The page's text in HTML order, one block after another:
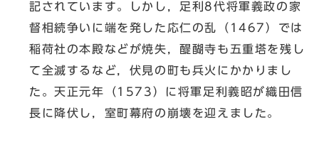
記されています。しかし，足利8代将軍義政の家
督相続争いに端を発した応仁の乱（1467）では
稲荷社の本殿などが焼失，醍醐寺も五重塔を残し
て全滅するなど，伏見の町も兵火にかかりまし
た。天正元年（1573）に将軍足利義昭が織田信
長に降伏し，室町幕府の崩壊を迎えました。